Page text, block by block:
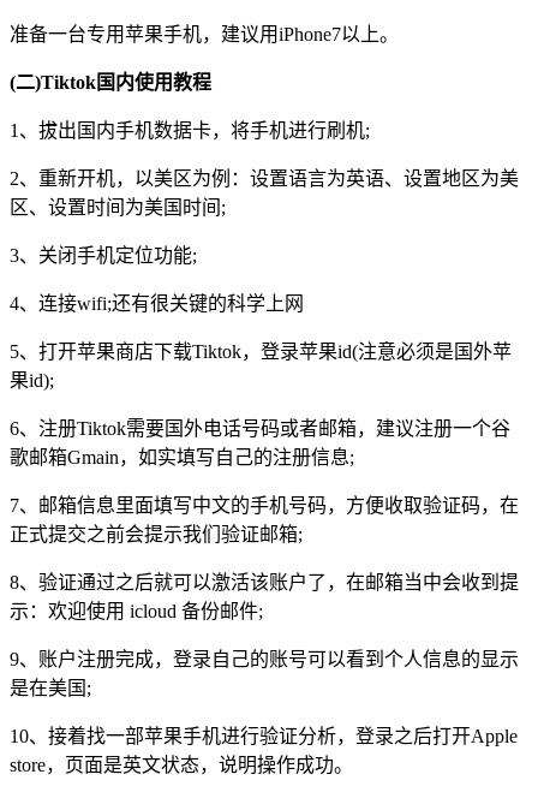
准备一台专用苹果手机，建议用iPhone7以上。
(二)Tiktok国内使用教程
1、拔出国内手机数据卡，将手机进行刷机;
2、重新开机，以美区为例：设置语言为英语、设置地区为美
区、设置时间为美国时间;
3、关闭手机定位功能;
4、连接wifi;还有很关键的科学上网
5、打开苹果商店下载Tiktok，登录苹果id(注意必须是国外苹
果id);
6、注册Tiktok需要国外电话号码或者邮箱，建议注册一个谷
歌邮箱Gmain，如实填写自己的注册信息;
7、邮箱信息里面填写中文的手机号码，方便收取验证码，在
正式提交之前会提示我们验证邮箱;
8、验证通过之后就可以激活该账户了，在邮箱当中会收到提
示：欢迎使用 icloud 备份邮件;
9、账户注册完成，登录自己的账号可以看到个人信息的显示
是在美国;
10、接着找一部苹果手机进行验证分析，登录之后打开Apple
store，页面是英文状态，说明操作成功。